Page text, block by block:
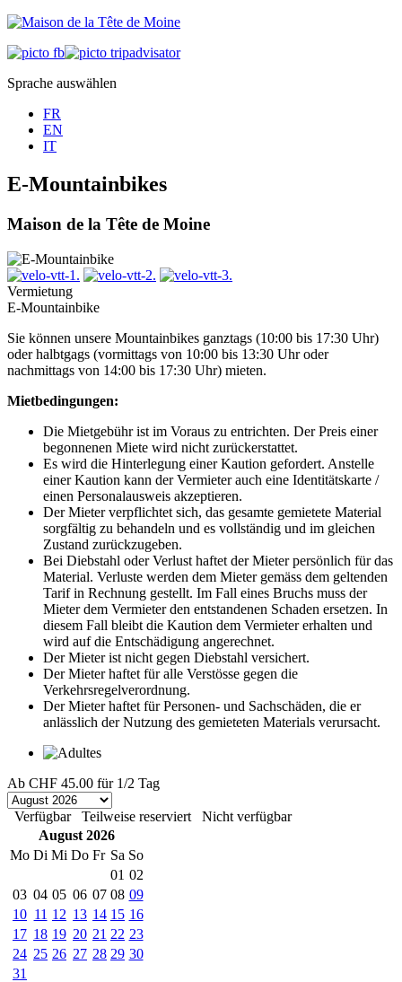
Sprache auswählen
FR
EN
IT
E-Mountainbikes
Maison de la Tête de Moine
Vermietung
E-Mountainbike
Sie können unsere Mountainbikes ganztags (10:00 bis 17:30 Uhr)
oder halbtgags (vormittags von 10:00 bis 13:30 Uhr oder
nachmittags von 14:00 bis 17:30 Uhr) mieten.
Mietbedingungen:
Die Mietgebühr ist im Voraus zu entrichten. Der Preis einer
begonnenen Miete wird nicht zurückerstattet.
Es wird die Hinterlegung einer Kaution gefordert. Anstelle
einer Kaution kann der Vermieter auch eine Identitätskarte /
einen Personalausweis akzeptieren.
Der Mieter verpflichtet sich, das gesamte gemietete Material
sorgfältig zu behandeln und es vollständig und im gleichen
Zustand zurückzugeben.
Bei Diebstahl oder Verlust haftet der Mieter persönlich für das
Material. Verluste werden dem Mieter gemäss dem geltenden
Tarif in Rechnung gestellt. Im Fall eines Bruchs muss der
Mieter dem Vermieter den entstandenen Schaden ersetzen. In
diesem Fall bleibt die Kaution dem Vermieter erhalten und
wird auf die Entschädigung angerechnet.
Der Mieter ist nicht gegen Diebstahl versichert.
Der Mieter haftet für alle Verstösse gegen die
Verkehrsregelverordnung.
Der Mieter haftet für Personen- und Sachschäden, die er
anlässlich der Nutzung des gemieteten Materials verursacht.
Ab CHF 45.00 für 1/2 Tag
Verfügbar Teilweise reserviert
Nicht verfügbar
August 2026
Mo Di Mi Do Fr Sa So
01 02
03 04 05 06 07 08 09
10 11 12 13 14 15 16
17 18 19 20 21 22 23
24 25 26 27 28 29 30
31